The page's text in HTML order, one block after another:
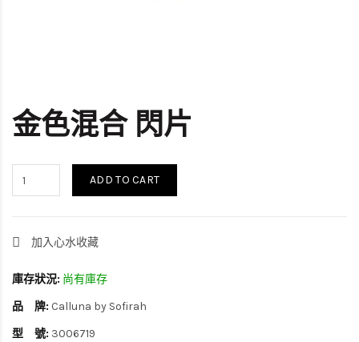
金色混合 閃片
ADD TO CART
加入心水收藏
庫存狀況: 尚有庫存
品 牌: Calluna by Sofirah
型 號: 3006719